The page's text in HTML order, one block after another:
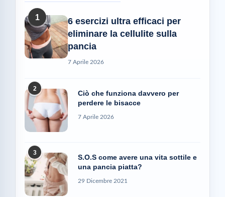
1
6 esercizi ultra efficaci per
eliminare la cellulite sulla
pancia
7 Aprile 2026
2
Ciò che funziona davvero per
perdere le bisacce
7 Aprile 2026
3
S.O.S come avere una vita sottile e
una pancia piatta?
29 Dicembre 2021